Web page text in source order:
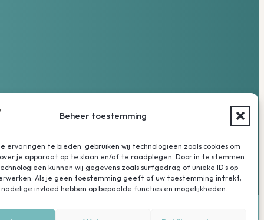
Beheer toestemming
ervaringen te bieden, gebruiken wij technologieën zoals cookies om
je apparaat op te slaan en/of te raadplegen. Door in te stemmen
kunnen wij gegevens zoals surfgedrag of unieke ID's op
Als je geen toestemming geeft of uw toestemming intrekt,
invloed hebben op bepaalde functies en mogelijkheden.